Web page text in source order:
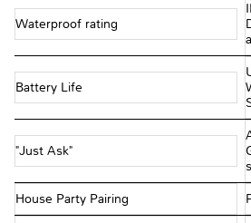
Waterproof rating
Battery Life
"Just Ask"
House Party Pairing